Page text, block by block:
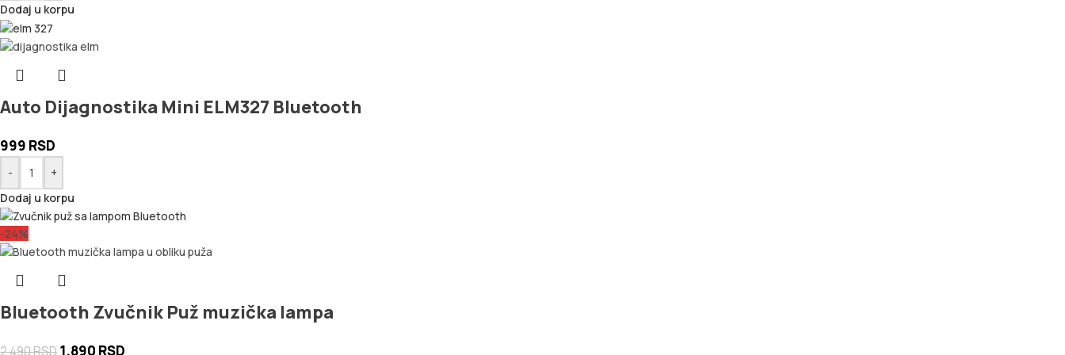
Dodaj u korpu
Auto Dijagnostika Mini ELM327 Bluetooth
999 RSD
-
+
Dodaj u korpu
-24%
Bluetooth Zvučnik Puž muzička lampa
2.490RSD1.890 RSD